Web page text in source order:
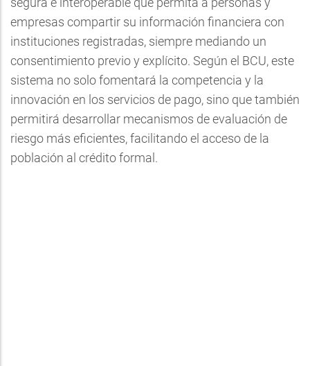
empresas compartir su información financiera con
instituciones registradas, siempre mediando un
consentimiento previo y explícito. Según el BCU, este
sistema no solo fomentará la competencia y la
innovación en los servicios de pago, sino que también
permitirá desarrollar mecanismos de evaluación de
riesgo más eficientes, facilitando el acceso de la
población al crédito formal.